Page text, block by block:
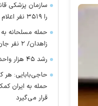
سازمان پزشکی
را ۳۵۱۹ نفر اعلام کرد
حمله مسلحانه
زاهدان/ ۲ نفر جان باختند
رشد ۴۵ هزار واحدی شاخص کل بورس
حاجی‌بابایی: هر
حمله به ایران
قرار می‌گیرد